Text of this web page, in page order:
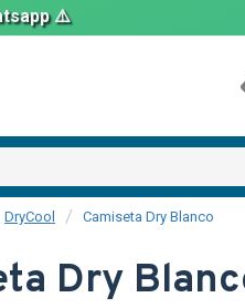
⚠️
DryCool Camiseta Dry Blanco
Dry